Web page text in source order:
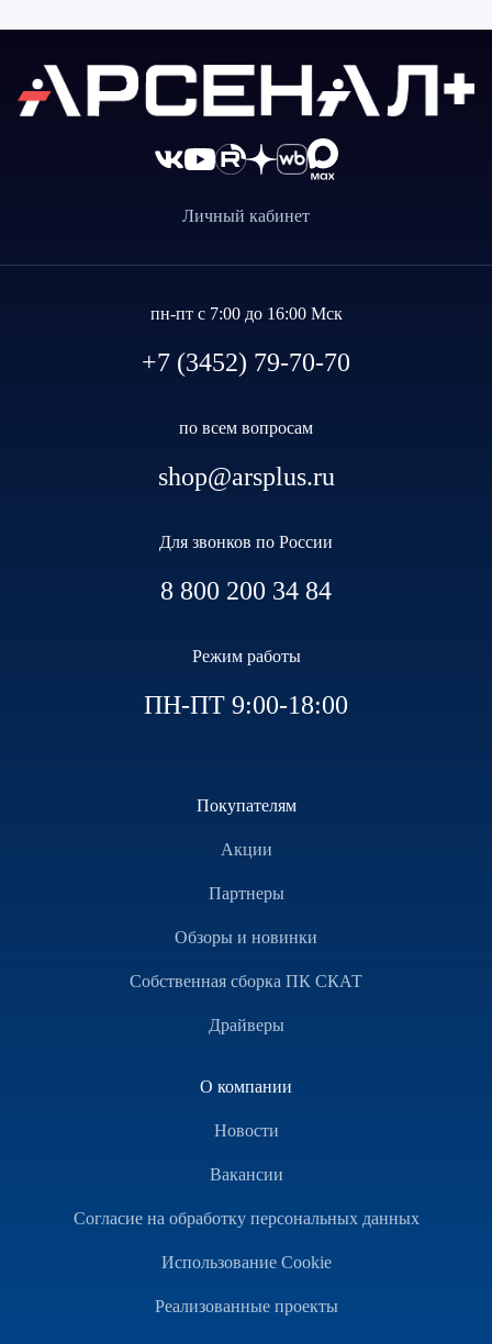
Личный кабинет
пн-пт с 7:00 до 16:00 Мск
+7 (3452) 79-70-70
по всем вопросам
shop@arsplus.ru
Для звонков по России
8 800 200 34 84
Режим работы
ПН-ПТ 9:00-18:00
Покупателям
Акции
Партнеры
Обзоры и новинки
Собственная сборка ПК СКАТ
Драйверы
О компании
Новости
Вакансии
Согласие на обработку персональных данных
Использование Cookie
Реализованные проекты